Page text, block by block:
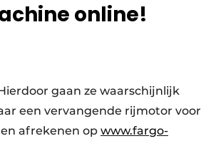
online!
gaan ze waarschijnlijk
een vervangende rijmotor voor
afrekenen op www.fargo-